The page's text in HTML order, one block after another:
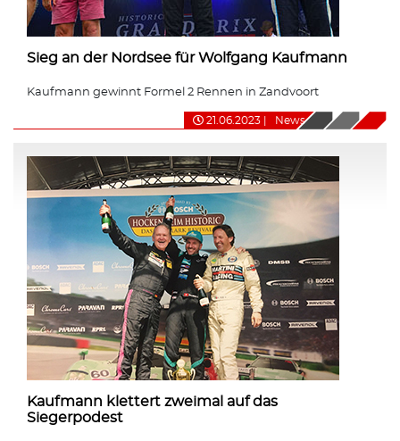
Sieg an der Nordsee für Wolfgang Kaufmann
Kaufmann gewinnt Formel 2 Rennen in Zandvoort
21.06.2023 News
Kaufmann klettert zweimal auf das
Siegerpodest